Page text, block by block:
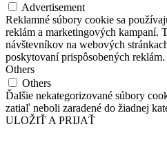
Advertisement
Reklamné súbory cookie sa
reklám a marketingových kampaní.
návštevníkov na webových
poskytovaní prispôsobených reklám.
Others
Others
Ďalšie nekategorizované súbory
zatiaľ neboli zaradené do žiadnej
ULOŽIŤ A PRIJAŤ